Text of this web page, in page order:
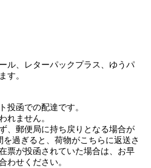
ル、レターパックプラス、ゆうパ
す。
投函での配達です。
れません。
、郵便局に持ち戻りとなる場合が
過ぎると、荷物がこちらに返送さ
票が投函されていた場合は、お早
わせください。